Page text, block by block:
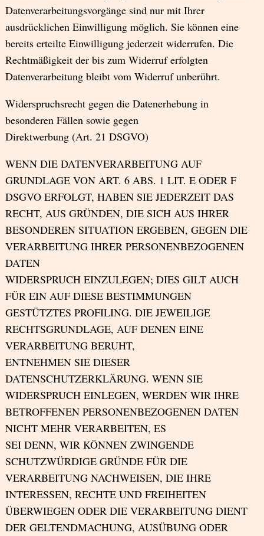
Datenverarbeitungsvorgänge sind nur mit Ihrer
ausdrücklichen Einwilligung möglich. Sie können eine
bereits erteilte Einwilligung jederzeit widerrufen. Die
Rechtmäßigkeit der bis zum Widerruf erfolgten
Datenverarbeitung bleibt vom Widerruf unberührt.
Widerspruchsrecht gegen die Datenerhebung in
besonderen Fällen sowie gegen
Direktwerbung (Art. 21 DSGVO)
WENN DIE DATENVERARBEITUNG AUF
GRUNDLAGE VON ART. 6 ABS. 1 LIT. E ODER F
DSGVO ERFOLGT, HABEN SIE JEDERZEIT DAS
RECHT, AUS GRÜNDEN, DIE SICH AUS IHRER
BESONDEREN SITUATION ERGEBEN, GEGEN DIE
VERARBEITUNG IHRER PERSONENBEZOGENEN
DATEN
WIDERSPRUCH EINZULEGEN; DIES GILT AUCH
FÜR EIN AUF DIESE BESTIMMUNGEN
GESTÜTZTES PROFILING. DIE JEWEILIGE
RECHTSGRUNDLAGE, AUF DENEN EINE
VERARBEITUNG BERUHT,
ENTNEHMEN SIE DIESER
DATENSCHUTZERKLÄRUNG. WENN SIE
WIDERSPRUCH EINLEGEN, WERDEN WIR IHRE
BETROFFENEN PERSONENBEZOGENEN DATEN
NICHT MEHR VERARBEITEN, ES
SEI DENN, WIR KÖNNEN ZWINGENDE
SCHUTZWÜRDIGE GRÜNDE FÜR DIE
VERARBEITUNG NACHWEISEN, DIE IHRE
INTERESSEN, RECHTE UND FREIHEITEN
ÜBERWIEGEN ODER DIE VERARBEITUNG DIENT
DER GELTENDMACHUNG, AUSÜBUNG ODER